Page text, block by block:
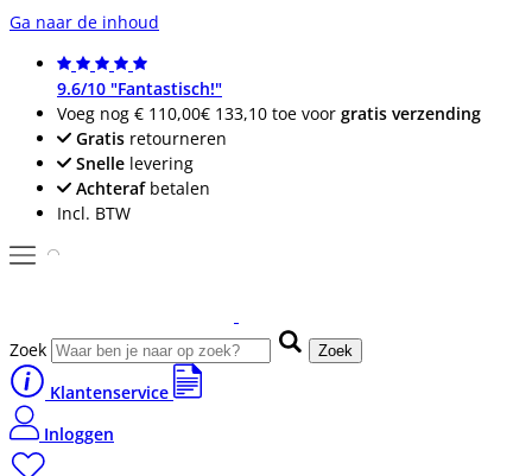
Ga naar de inhoud
9.6/10 "Fantastisch!"
Voeg nog € 110,00€ 133,10 toe voor gratis verzending
Gratis retourneren
Snelle levering
Achterafbetalen
Incl. BTW
Zoek Zoek
Klantenservice
Inloggen